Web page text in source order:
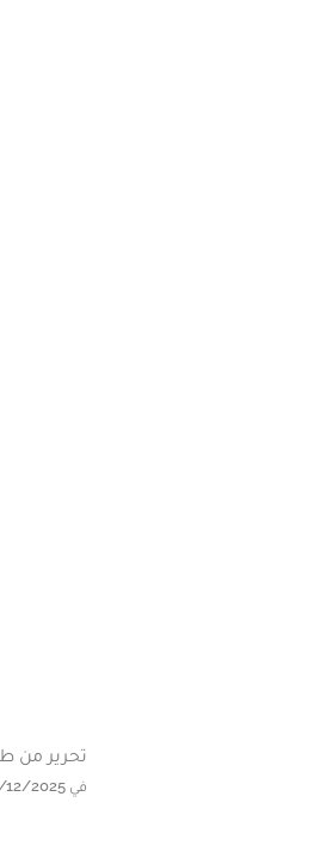
تحرير من
في 14/12/2025 على الساعة 21:00